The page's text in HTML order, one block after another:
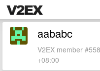
aababc
V2EX member
+08:00